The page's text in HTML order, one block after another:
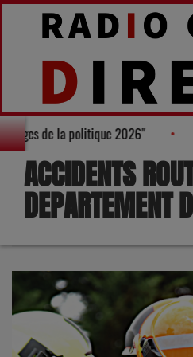
"100 nouveaux visages de la
ACCIDENTS
DEPARTEMENT